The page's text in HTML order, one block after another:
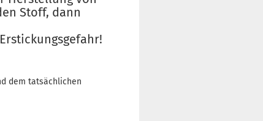
Stoff, dann
dem tatsächlichen